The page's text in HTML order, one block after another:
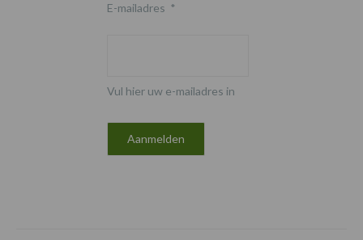
E-mailadres *
Vul hier uw e-mailadres in